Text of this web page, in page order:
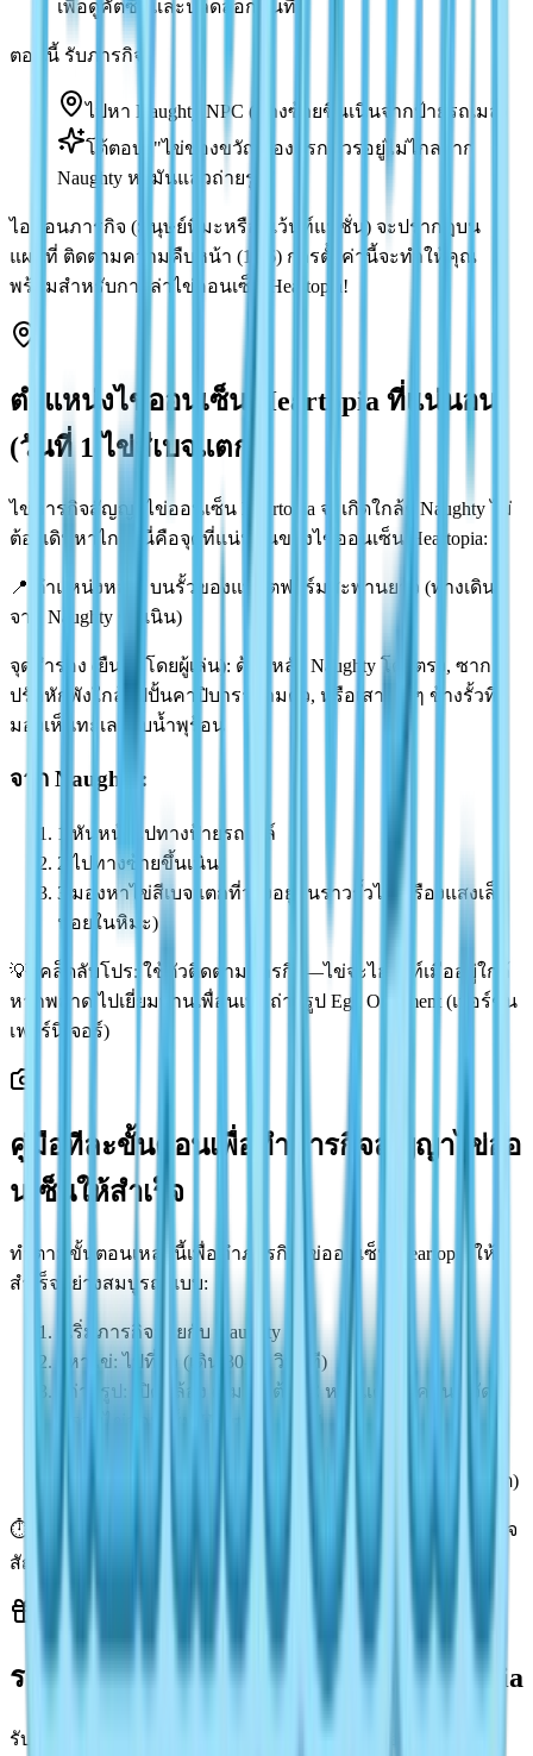
เพื่อดูคัตซีนและปลดล็อกพื้นที่)
ตอนนี้ รับภารกิจ:
ไปหา Naughty NPC (ทางซ้ายขึ้นเนินจากป้ายรถเมล์)
โต้ตอบ: "ไข่ของขวัญฟองแรกควรอยู่ไม่ไกลจาก
Naughty หามันแล้วถ่ายรูป"
ไอคอนภารกิจ (มนุษย์หิมะหรืออีเว้นท์แฟชั่น) จะปรากฏบน
แผนที่ ติดตามความคืบหน้า (1/16) การตั้งค่านี้จะทำให้คุณ
พร้อมสำหรับการล่าไข่ออนเซ็น Heartopia!
ตำแหน่งไข่ออนเซ็น Heartopia ที่แน่นอน
(วันที่ 1 ไข่สีเบจแตก)
ไข่ภารกิจสัญญาไข่ออนเซ็น Heartopia จะเกิดใกล้ๆ Naughty ไม่
ต้องเดินหาไกล! นี่คือจุดที่แน่นอนของไข่ออนเซ็น Heartopia:
📍
ตำแหน่งหลัก: บนรั้วของแพลตฟอร์มสะพานยาว (ทางเดิน
จาก Naughty ขึ้นเนิน)
จุดสำรอง (ยืนยันโดยผู้เล่น): ด้านหลัง Naughty โดยตรง, ซาก
ปรักหักพังใกล้รูปปั้นคาปิบาราสามตัว, หรือเสาเล็กๆ ข้างรั้วที่
มองเห็นทะเลสาบน้ำพุร้อน
จาก Naughty:
1. หันหน้าไปทางป้ายรถเมล์
2. ไปทางซ้ายขึ้นเนิน
3. มองหาไข่สีเบจแตกที่วางอยู่บนราวรั้วไม้ (เรืองแสงเล็ก
น้อยในหิมะ)
💡
เคล็ดลับโปร: ใช้ตัวติดตามภารกิจ—ไข่จะไฮไลท์เมื่ออยู่ใกล้
หากพลาด ไปเยี่ยมบ้านเพื่อนเพื่อถ่ายรูป Egg Ornament (เวอร์ชัน
เฟอร์นิเจอร์)
คู่มือทีละขั้นตอนเพื่อทำภารกิจสัญญาไข่ออ
นเซ็นให้สำเร็จ
ทำตามขั้นตอนเหล่านี้เพื่อทำภารกิจไข่ออนเซ็น Heartopia ให้
สำเร็จอย่างสมบูรณ์แบบ:
เริ่มภารกิจ: คุยกับ Naughty
หาไข่: ไปที่รั้ว (เดิน 30-60 วินาที)
ถ่ายรูป: เปิดกล้อง (ปุ่มเริ่มต้น: C หรือแตะไอคอน), จัด
รับรางวัล: ตรวจสอบบันทึกภารกิจ (ความคืบหน้าอัปเดต)
⏱️
เวลาทั้งหมด: ไม่ถึง 2 นาที ทำซ้ำทุกวันสำหรับรูปแบบภารกิจ
สัญญาไข่ออนเซ็นถัดไป
รางวัลสำหรับภารกิจไข่ออนเซ็น Heartopia
รับรางวัลทันทีจากภารกิจสัญญาไข่ออนเซ็น Heartopia: